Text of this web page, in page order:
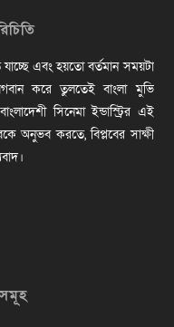
যাচ্ছে এবং হয়তো বর্তমান সময়টা
করে তুলতেই বাংলা মুভি
সিনেমা ইন্ডাস্ট্রির এই
অনুভব করতে, বিপ্লবের সাক্ষী